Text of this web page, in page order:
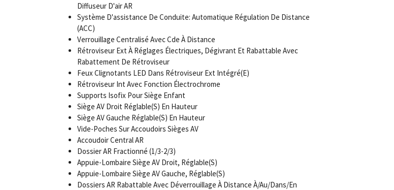
Diffuseur D'air AR
Système D'assistance De Conduite: Automatique Régulation De Distance
(ACC)
Verrouillage Centralisé Avec Cde À Distance
Rétroviseur Ext À Réglages Électriques, Dégivrant Et Rabattable Avec
Rabattement De Rétroviseur
Feux Clignotants LED Dans Rétroviseur Ext Intégré(E)
Rétroviseur Int Avec Fonction Électrochrome
Supports Isofix Pour Siège Enfant
Siège AV Droit Réglable(S) En Hauteur
Siège AV Gauche Réglable(S) En Hauteur
Vide-Poches Sur Accoudoirs Sièges AV
Accoudoir Central AR
Dossier AR Fractionné (1/3-2/3)
Appuie-Lombaire Siège AV Droit, Réglable(S)
Appuie-Lombaire Siège AV Gauche, Réglable(S)
Dossiers AR Rabattable Avec Déverrouillage À Distance À/Au/Dans/En